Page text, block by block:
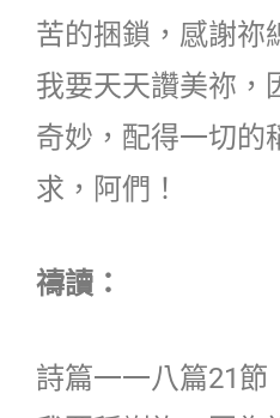
苦的捆鎖，感謝祢
我要天天讚美祢，
奇妙，配得一切的
求，阿們！
禱讀：
詩篇一一八篇21節